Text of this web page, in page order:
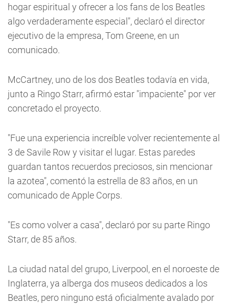
hogar espiritual y ofrecer a los fans de los Beatles
algo verdaderamente especial", declaró el director
ejecutivo de la empresa, Tom Greene, en un
comunicado.
McCartney, uno de los dos Beatles todavía en vida,
junto a Ringo Starr, afirmó estar "impaciente" por ver
concretado el proyecto.
"Fue una experiencia increíble volver recientemente al
3 de Savile Row y visitar el lugar. Estas paredes
guardan tantos recuerdos preciosos, sin mencionar
la azotea", comentó la estrella de 83 años, en un
comunicado de Apple Corps.
"Es como volver a casa", declaró por su parte Ringo
Starr, de 85 años.
La ciudad natal del grupo, Liverpool, en el noroeste de
Inglaterra, ya alberga dos museos dedicados a los
Beatles, pero ninguno está oficialmente avalado por